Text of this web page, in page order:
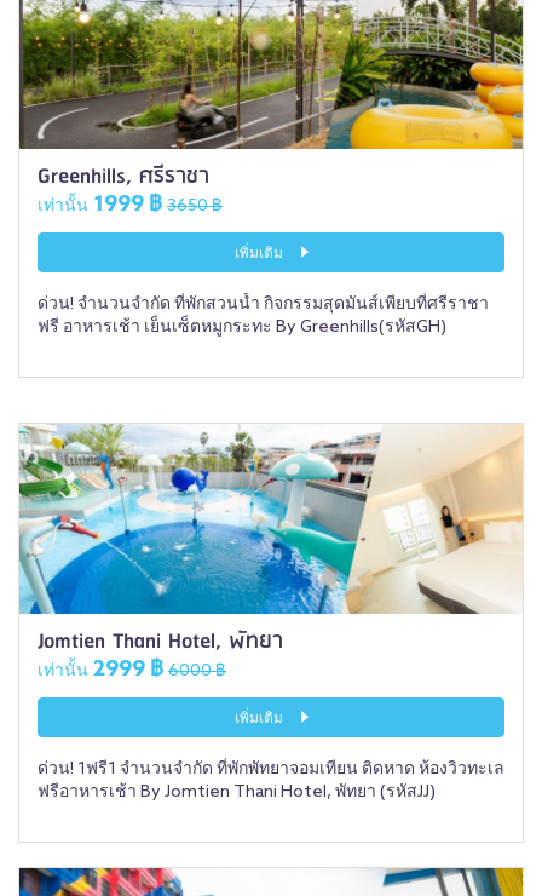
Greenhills, ศรีราชา
เท่านั้น 1999 ฿ 3650 ฿
เพิ่มเติม
ด่วน! จำนวนจำกัด ที่พักสวนน้ำ กิจกรรมสุดมันส์เพียบที่ศรีราชา
ฟรี อาหารเช้า เย็นเซ็ตหมูกระทะ By Greenhills(รหัสGH)
Jomtien Thani Hotel, พัทยา
เท่านั้น 2999 ฿ 6000 ฿
เพิ่มเติม
ด่วน! 1ฟรี1 จำนวนจำกัด ที่พักพัทยาจอมเทียน ติดหาด ห้องวิวทะเล
ฟรีอาหารเช้า By Jomtien Thani Hotel, พัทยา (รหัสJJ)